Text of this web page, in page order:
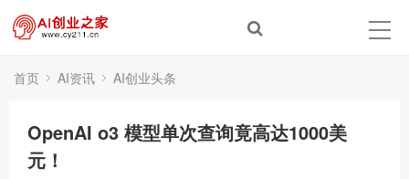
首页 AI资讯 AI创业头条
OpenAI o3 模型单次查询竟高达1000美
元！